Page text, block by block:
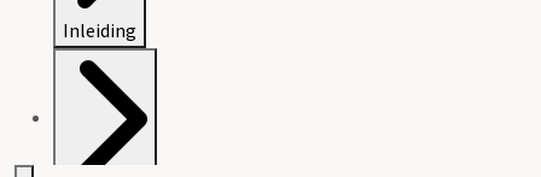
Inleiding